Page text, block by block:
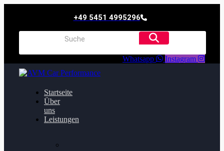
+49 5451 4995296
Whatsapp Instagram
Startseite
Über
uns
Leistungen